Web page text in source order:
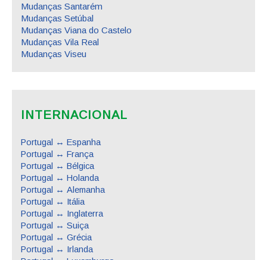
Mudanças Santarém
Mudanças Setúbal
Mudanças Viana do Castelo
Mudanças Vila Real
Mudanças Viseu
INTERNACIONAL
Portugal ↔ Espanha
Portugal ↔ França
Portugal ↔ Bélgica
Portugal ↔ Holanda
Portugal ↔ Alemanha
Portugal ↔ Itália
Portugal ↔ Inglaterra
Portugal ↔ Suiça
Portugal ↔ Grécia
Portugal ↔ Irlanda